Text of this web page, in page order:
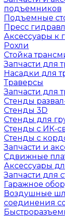
подъемников
Подъемные
Пресс
Аксессуары к
Рохли
Стойка
Запчасти для
Насадки для
Траверсы
Запчасти для
Стенды
Стенды 3D
Стенды для
Стенды с ИК-
Стенды с
Запчасти и
Сдвижные
Аксессуары
Запчасти для
Гаражное
Воздушные
соединения